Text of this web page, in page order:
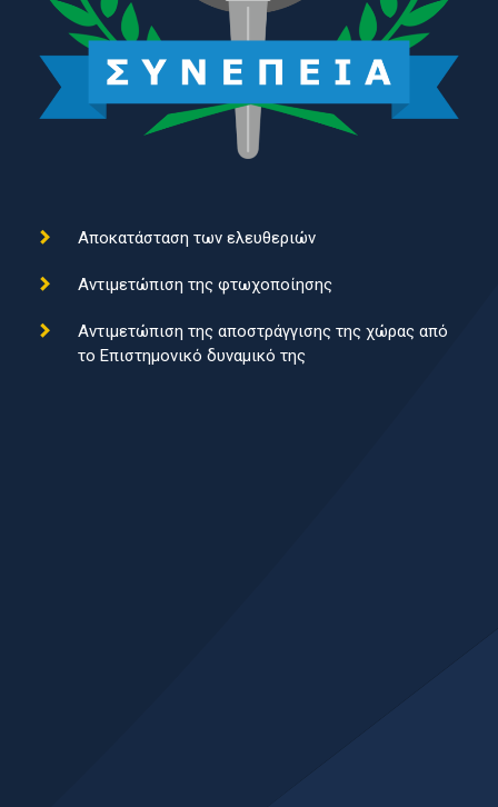
Αποκατάσταση των ελευθεριών
Αντιμετώπιση της φτωχοποίησης
Αντιμετώπιση της αποστράγγισης της χώρας από
το Επιστημονικό δυναμικό της